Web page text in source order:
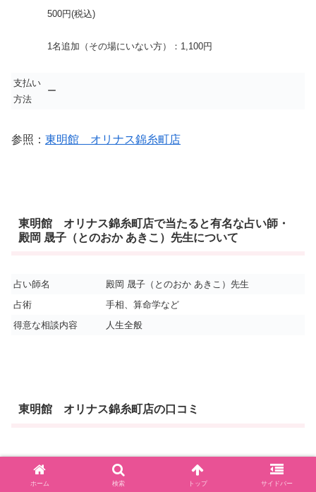
500円(税込)
1名追加（その場にいない方）：1,100円
支払い
方法
ー
参照： 東明館 オリナス錦糸町店
東明館 オリナス錦糸町店で当たると有名な占い師・
殿岡 晟子（とのおか あきこ）先生について
占い師名
殿岡 晟子（とのおか あきこ）先生
占術
手相、算命学など
得意な相談内容
人生全般
東明館 オリナス錦糸町店の口コミ
ホーム 検索 トップ サイドバー